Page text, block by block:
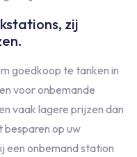
zij
goedkoop te tanken in
voor onbemande
vaak lagere prijzen dan
besparen op uw
een onbemand station